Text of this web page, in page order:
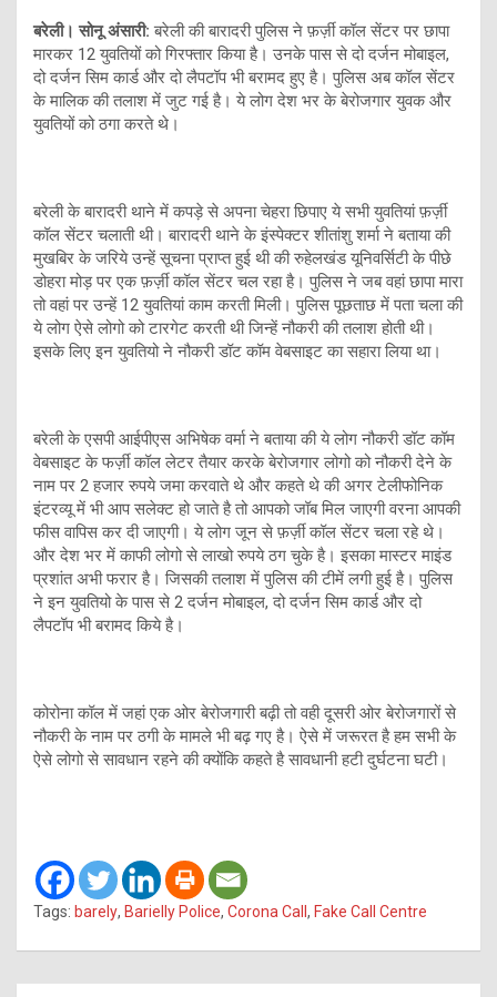
बरेली। सोनू अंसारी: बरेली की बारादरी पुलिस ने फ़र्ज़ी कॉल सेंटर पर छापा
मारकर 12 युवतियों को गिरफ्तार किया है। उनके पास से दो दर्जन मोबाइल,
दो दर्जन सिम कार्ड और दो लैपटॉप भी बरामद हुए है। पुलिस अब कॉल सेंटर
के मालिक की तलाश में जुट गई है। ये लोग देश भर के बेरोजगार युवक और
युवतियों को ठगा करते थे।
बरेली के बारादरी थाने में कपड़े से अपना चेहरा छिपाए ये सभी युवतियां फ़र्ज़ी
कॉल सेंटर चलाती थी। बारादरी थाने के इंस्पेक्टर शीतांशु शर्मा ने बताया की
मुखबिर के जरिये उन्हें सूचना प्राप्त हुई थी की रुहेलखंड यूनिवर्सिटी के पीछे
डोहरा मोड़ पर एक फ़र्ज़ी कॉल सेंटर चल रहा है। पुलिस ने जब वहां छापा मारा
तो वहां पर उन्हें 12 युवतियां काम करती मिली। पुलिस पूछताछ में पता चला की
ये लोग ऐसे लोगो को टारगेट करती थी जिन्हें नौकरी की तलाश होती थी।
इसके लिए इन युवतियो ने नौकरी डॉट कॉम वेबसाइट का सहारा लिया था।
बरेली के एसपी आईपीएस अभिषेक वर्मा ने बताया की ये लोग नौकरी डॉट कॉम
वेबसाइट के फर्ज़ी कॉल लेटर तैयार करके बेरोजगार लोगो को नौकरी देने के
नाम पर 2 हजार रुपये जमा करवाते थे और कहते थे की अगर टेलीफोनिक
इंटरव्यू में भी आप सलेक्ट हो जाते है तो आपको जॉब मिल जाएगी वरना आपकी
फीस वापिस कर दी जाएगी। ये लोग जून से फ़र्ज़ी कॉल सेंटर चला रहे थे।
और देश भर में काफी लोगो से लाखो रुपये ठग चुके है। इसका मास्टर माइंड
प्रशांत अभी फरार है। जिसकी तलाश में पुलिस की टीमें लगी हुई है। पुलिस
ने इन युवतियो के पास से 2 दर्जन मोबाइल, दो दर्जन सिम कार्ड और दो
लैपटॉप भी बरामद किये है।
कोरोना कॉल में जहां एक ओर बेरोजगारी बढ़ी तो वही दूसरी ओर बेरोजगारों से
नौकरी के नाम पर ठगी के मामले भी बढ़ गए है। ऐसे में जरूरत है हम सभी के
ऐसे लोगो से सावधान रहने की क्योंकि कहते है सावधानी हटी दुर्घटना घटी।
Tags: barely, Barielly Police, Corona Call , Fake Call Centre